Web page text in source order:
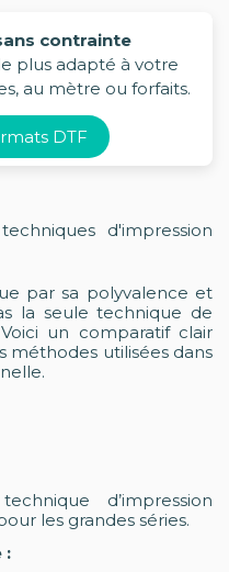
contrainte
plus adapté à votre
au mètre ou forfaits.
DTF
d'impression
par sa polyvalence et
la seule technique de
un comparatif clair
méthodes utilisées dans
d’impression
les grandes séries.
: